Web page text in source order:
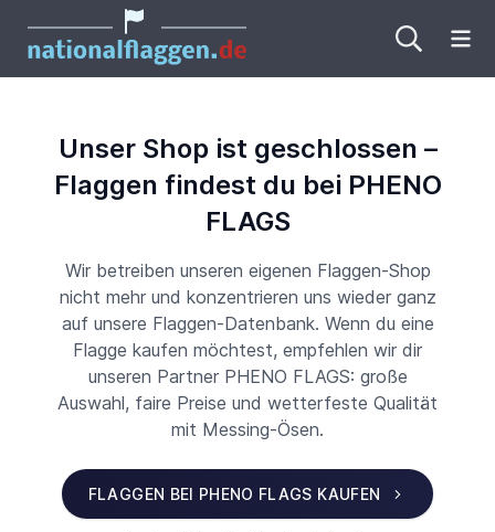
Unser Shop ist geschlossen –
Flaggen findest du bei PHENO
FLAGS
Wir betreiben unseren eigenen Flaggen-Shop
nicht mehr und konzentrieren uns wieder ganz
auf unsere Flaggen-Datenbank. Wenn du eine
Flagge kaufen möchtest, empfehlen wir dir
unseren Partner PHENO FLAGS: große
Auswahl, faire Preise und wetterfeste Qualität
mit Messing-Ösen.
FLAGGEN BEI PHENO FLAGS KAUFEN